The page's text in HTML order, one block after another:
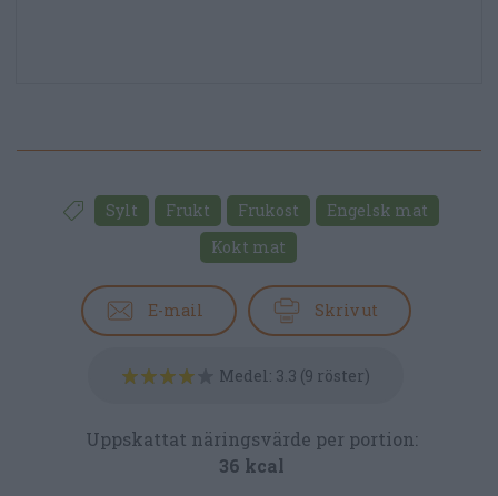
Sylt Frukt Frukost
Engelsk mat
Kokt mat
E-mail Skriv ut
Medel: 3.3 (9 röster)
Uppskattat näringsvärde per portion:
36 kcal